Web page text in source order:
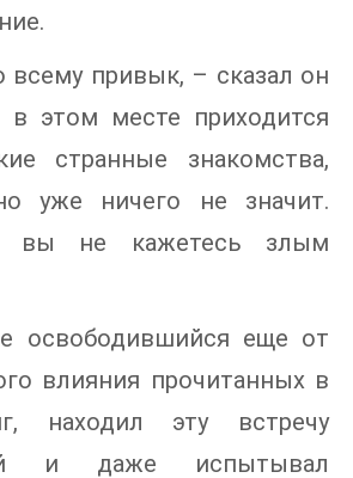
всему привык, – сказал он
этом месте приходится
странные знакомства,
уже ничего не значит.
вы не кажетесь злым
освободившийся еще от
влияния прочитанных в
находил эту встречу
и даже испытывал